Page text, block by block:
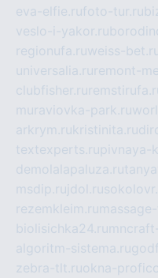
eva-elfie.rufoto-tur.ru
veslo-i-yakor.ru
regionufa.ruweiss-
universalia.ru remont-
clubfisher.ru
muraviovka-park.ru
arkrym.rukristinita.ru
textexperts.rupivnaya-
demolalapaluza.ru
msdip.ru jdol.ru
rezemkleim.ru
biolisichka24.ru
algoritm-sistema.ru
zebra-tlt.ruokna-